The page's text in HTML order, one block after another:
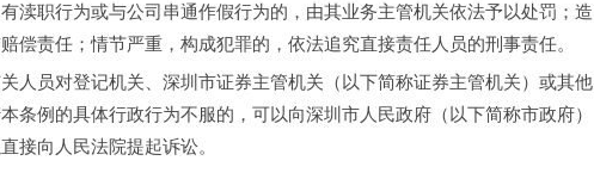
职行为或与公司串通作假行为的，由其业务主管机关依法予以处罚；造
偿责任；情节严重，构成犯罪的，依法追究直接责任人员的刑事责任。
员对登记机关、深圳市证券主管机关（以下简称证券主管机关）或其他
条例的具体行政行为不服的，可以向深圳市人民政府（以下简称市政府）
接向人民法院提起诉讼。